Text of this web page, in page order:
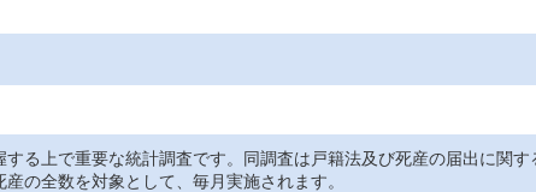
る上で重要な統計調査です。同調査は戸籍法及び死産の届出に関す
の全数を対象として、毎月実施されます。